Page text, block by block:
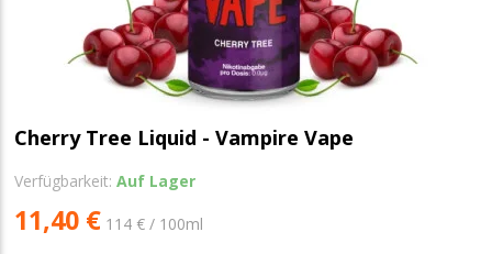
Cherry Tree Liquid - Vampire Vape
Verfügbarkeit:Auf Lager
11,40 € 114 € / 100ml